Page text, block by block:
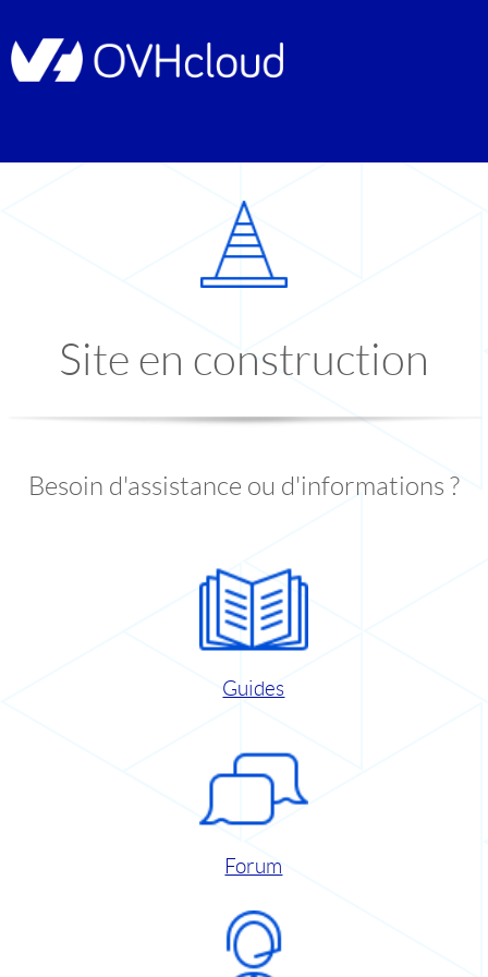
Site en construction
Besoin d'assistance ou d'informations ?
Guides
Forum